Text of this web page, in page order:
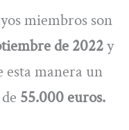
miembros son
de 2022y
esta manera un
55.000 euros.